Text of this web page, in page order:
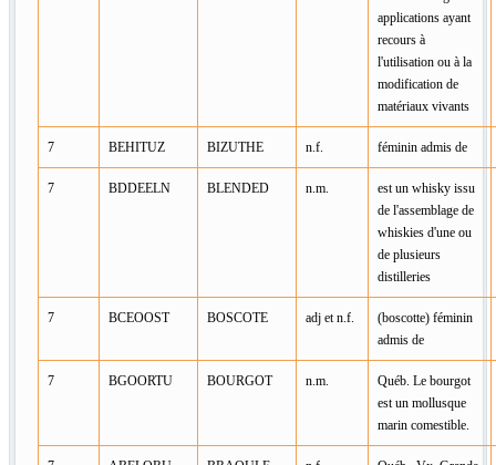
applications ayant
recours à
l'utilisation ou à la
modification de
matériaux vivants
7 BEHITUZ BIZUTHE n.f. féminin admis de
7 BDDEELN BLENDED n.m.
est un whisky issu
de l'assemblage de
whiskies d'une ou
de plusieurs
distilleries
7 BCEOOST BOSCOTE adj et n.f.
(boscotte) féminin
admis de
7 BGOORTU BOURGOT n.m.
Québ. Le bourgot
est un mollusque
marin comestible.